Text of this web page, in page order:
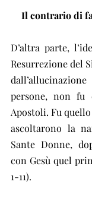
Il contrario di
D’altra parte,
Resurrezione del
persone, non fu
Apostoli. Fu
ascoltarono la
Sante Donne,
con Gesù quel
1-11).